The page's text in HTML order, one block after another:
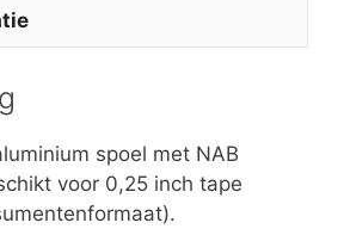
spoel met NAB
voor 0,25 inch tape